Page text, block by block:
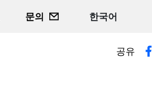
문의
공유